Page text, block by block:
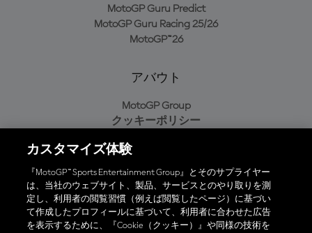
MotoGP Guru Predict
MotoGP Guru Racing 25/26
MotoGP™26
アバウト
MotoGP Group
クッキーポリシー
プライバシーポリシー
購入ポリシー
オフィシャルアプリ
カスタマイズ体験
『MotoGP™ Sports Entertainment Group』とそのサプライヤー
は、当社のウェブサイト、製品、サービスとのやり取りを測
定し、利用者の閲覧習慣（例えば閲覧したページ）に基づい
て作成したプロフィールに基づいて、利用者に合わせた広告
を表示するために、『Cookie（クッキー）』や同様の技術を